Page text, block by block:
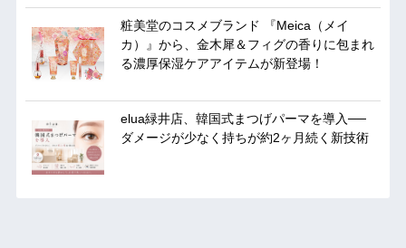
粧美堂のコスメブランド 『Meica（メイ
カ）』から、金木犀＆フィグの香りに包まれ
る濃厚保湿ケアアイテムが新登場！
elua緑井店、韓国式まつげパーマを導入──
ダメージが少なく持ちが約2ヶ月続く新技術